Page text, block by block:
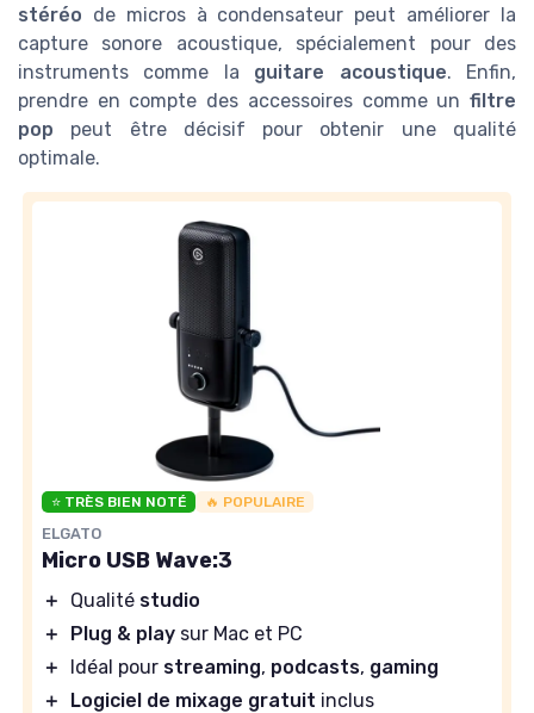
stéréo de micros à condensateur peut améliorer la
capture sonore acoustique, spécialement pour des
instruments comme la guitare acoustique. Enfin,
prendre en compte des accessoires comme un filtre
pop peut être décisif pour obtenir une qualité
optimale.
⭐ TRÈS BIEN NOTÉ 🔥 POPULAIRE
ELGATO
Micro USB Wave:3
＋ Qualité studio
＋
Plug & play sur Mac et PC
＋
Idéal pour streaming, podcasts, gaming
＋
Logiciel de mixage gratuit inclus